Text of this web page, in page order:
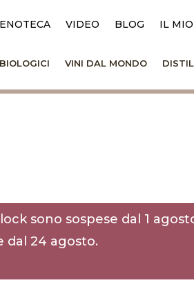
ENOTECA VIDEO BLOG IL
BIOLOGICI VINI DAL MONDO
sono sospese dal 1
dal 24 agosto.